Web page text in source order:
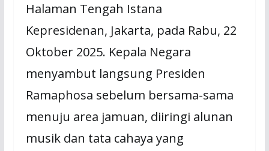
Halaman Tengah Istana
Kepresidenan, Jakarta, pada Rabu, 22
Oktober 2025. Kepala Negara
menyambut langsung Presiden
Ramaphosa sebelum bersama-sama
menuju area jamuan, diiringi alunan
musik dan tata cahaya yang